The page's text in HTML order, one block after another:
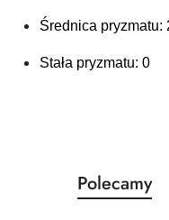
Średnica pryzmatu:
Stała pryzmatu: 0
Pomiń karuzelę
Produkty
o
Polecamy